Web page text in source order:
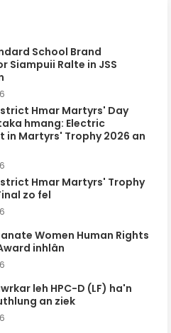
School Brand
Siampuii Ralte in JSS
Hmar Martyrs' Day
hmang: Electric
in Martyrs' Trophy 2026 an
Hmar Martyrs' Trophy
zo fel
Women Human Rights
inhlân
leh HPC-D (LF) ha'n
an ziek